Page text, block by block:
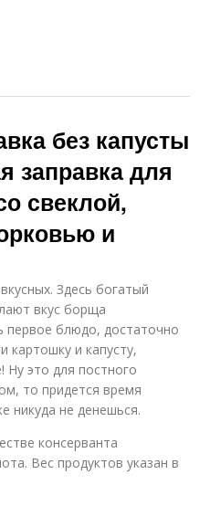
без капусты
заправка для
свеклой,
и
Здесь богатый
вкус борща
блюдо, достаточно
картошку и капусту,
Ну это для постного
то придется время
никуда не денешься.
консерванта
Вес продуктов указан в